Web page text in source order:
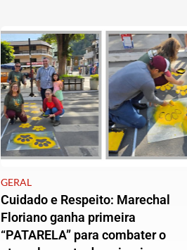
GERAL
Cuidado e Respeito: Marechal
Floriano ganha primeira
“PATARELA” para combater o